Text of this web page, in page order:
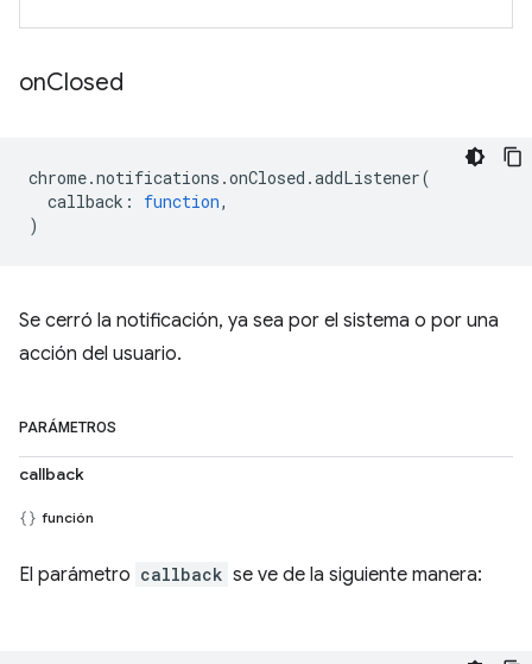
onClosed
chrome.notifications .onClosed .addListener(
callback : function,
)
Se cerró la notificación, ya sea por el sistema o por una
acción del usuario.
PARÁMETROS
callback
función
El parámetro callback se ve de la siguiente manera: